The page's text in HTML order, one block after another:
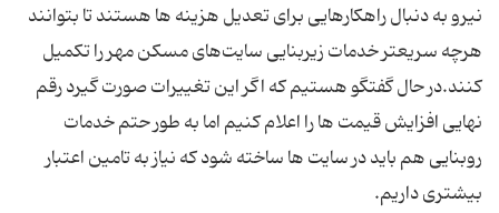
نیرو به دنبال راهکارهایی برای تعدیل هزینه ها هستند تا بتوانند
هرچه سریعتر خدمات زیربنایی سایت‌های مسکن مهر را تکمیل
کنند.در حال گفتگو هستیم که اگر این تغییرات صورت گیرد رقم
نهایی افزایش قیمت ها را اعلام کنیم اما به طور حتم خدمات
روبنایی هم باید در سایت ها ساخته شود که نیاز به تامین اعتبار